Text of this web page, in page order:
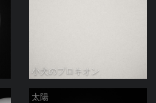
小犬のプロキオン
太陽